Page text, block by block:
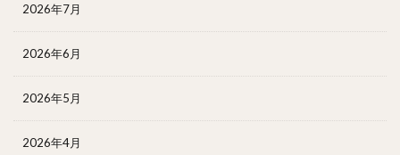
2026年7月
2026年6月
2026年5月
2026年4月